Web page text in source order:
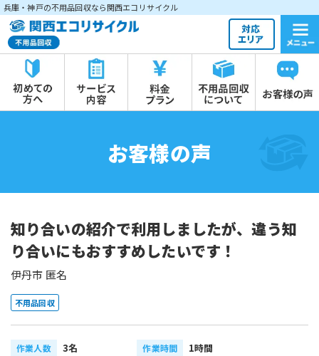
兵庫・神戸の不用品回収なら関西エコリサイクル
お客様の声
知り合いの紹介で利用しましたが、違う知
り合いにもおすすめしたいです！
伊丹市 匿名
不用品回収
作業人数 3名 作業時間 1時間